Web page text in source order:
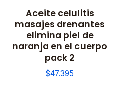
Aceite celulitis
masajes drenantes
elimina piel de
naranja en el cuerpo
pack 2
$47.395